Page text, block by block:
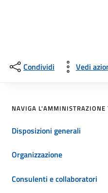
Condividi Vedi
NAVIGA L'AMMINISTRAZIONE
Disposizioni generali
Organizzazione
Consulenti e collaboratori